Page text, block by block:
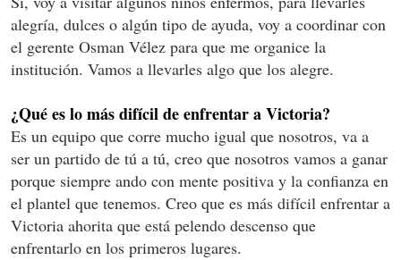
alegría, dulces o algún tipo de ayuda, voy a coordinar con
el gerente Osman Vélez para que me organice la
institución. Vamos a llevarles algo que los alegre.
¿Qué es lo más difícil de enfrentar a Victoria?
Es un equipo que corre mucho igual que nosotros, va a
ser un partido de tú a tú, creo que nosotros vamos a ganar
porque siempre ando con mente positiva y la confianza en
el plantel que tenemos. Creo que es más difícil enfrentar a
Victoria ahorita que está pelendo descenso que
enfrentarlo en los primeros lugares.